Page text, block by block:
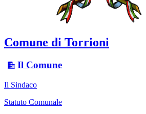
Comune di Torrioni
Il Comune
Il Sindaco
Statuto Comunale